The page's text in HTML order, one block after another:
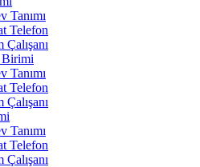
Tanımı
Telefon
Tanımı
Telefon
Tanımı
Telefon